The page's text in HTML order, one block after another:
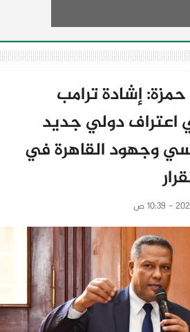
إشادة ترامب
اعتراف دولي جديد
وجهود القاهرة في